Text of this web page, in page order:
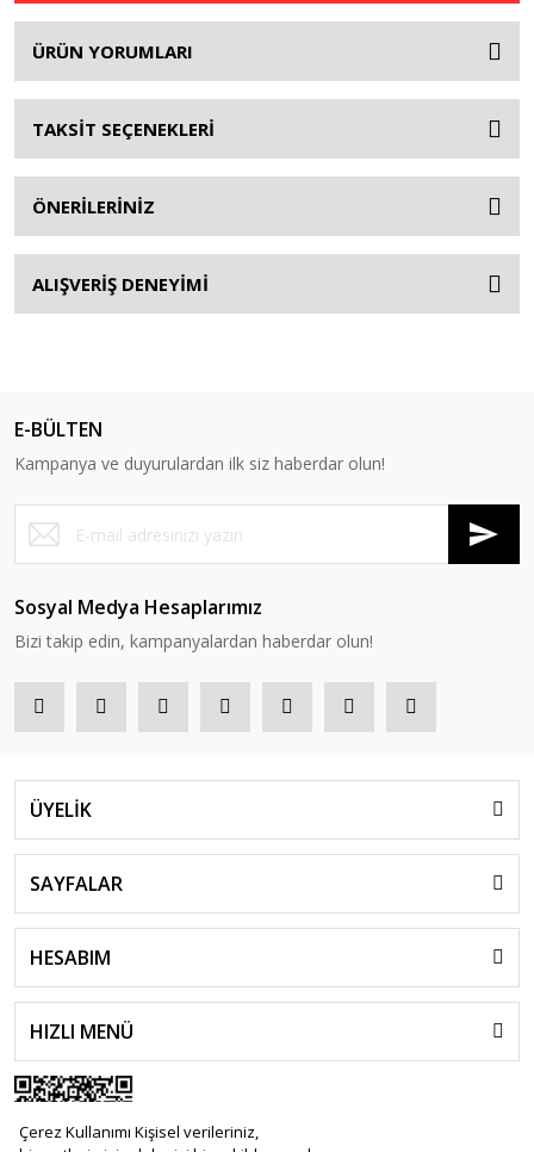
Çerez Kullanımı Kişisel verileriniz,
ÜRÜN YORUMLARI
TAKSİT SEÇENEKLERİ
ÖNERİLERİNİZ
ALIŞVERİŞ DENEYİMİ
E-BÜLTEN
Kampanya ve duyurulardan ilk siz haberdar olun!
Sosyal Medya Hesaplarımız
Bizi takip edin, kampanyalardan haberdar olun!
ÜYELİK
SAYFALAR
HESABIM
HIZLI MENÜ